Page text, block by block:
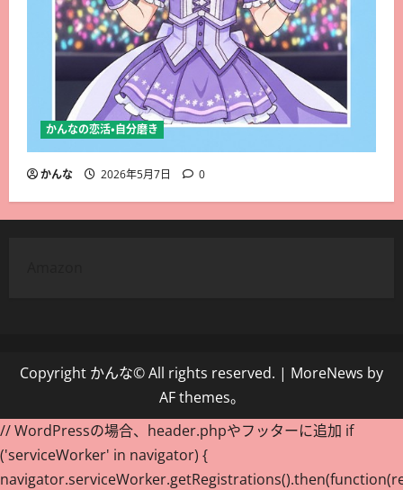
かんなの恋活・自分磨き
かんな 2026年5月7日 0
Copyright かんな© All rights reserved. | MoreNews by
AF themes。
// WordPressの場合、header.phpやフッターに追加 if
('serviceWorker' in navigator) {